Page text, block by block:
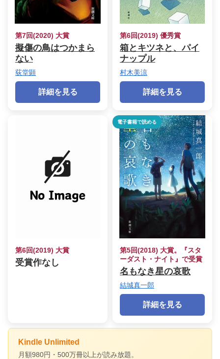
第7回(2020) 大賞
擬傷の鳥はつかまら
ない
荻堂顕
詳細を見る
第6回(2019) 優秀賞
箱とキツネと、パイ
ナップル
村木美涼
詳細を見る
第6回(2019) 大賞
受賞作なし
電子書籍で読める
第5回(2018) 大賞。『スタ
ーダスト・ナイト』で受賞
名もなき星の哀歌
結城真一郎
詳細を見る
Kindle Unlimited
月額980円・500万冊以上が読み放題。